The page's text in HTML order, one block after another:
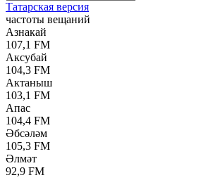
Татарская версия
частоты вещаний
Азнакай
107,1 FM
Аксубай
104,3 FM
Актаныш
103,1 FM
Апас
104,4 FM
Әбсәләм
105,3 FM
Әлмәт
92,9 FM